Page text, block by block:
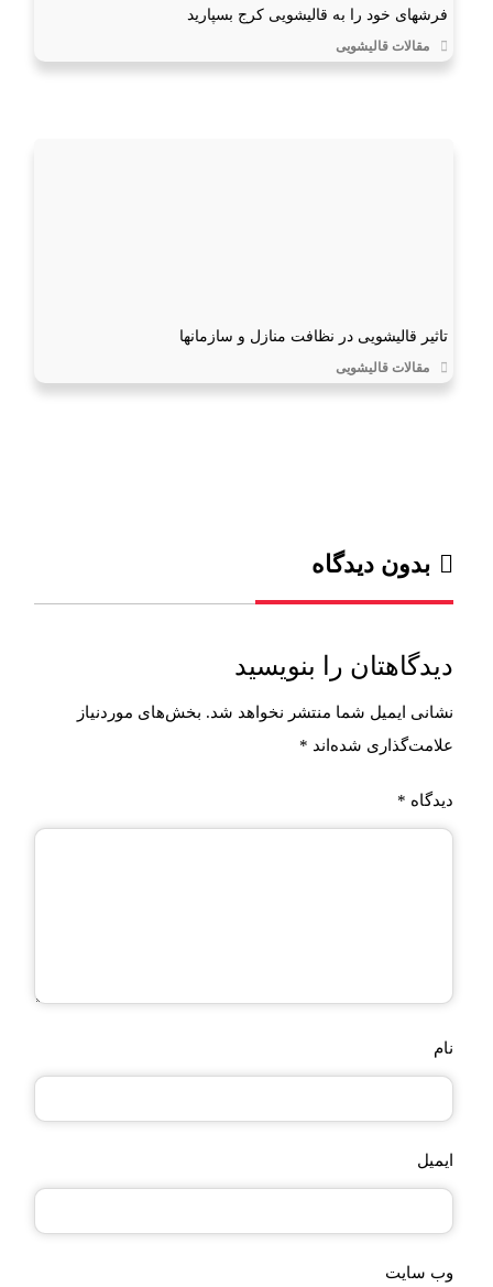
فرشهای خود را به قالیشویی کرج بسپارید
مقالات قالیشویی
تاثیر قالیشویی در نظافت منازل و سازمانها
مقالات قالیشویی
بدون دیدگاه
دیدگاهتان را بنویسید
نشانی ایمیل شما منتشر نخواهد شد. بخش‌های موردنیاز
علامت‌گذاری شده‌اند *
دیدگاه *
نام
ایمیل
وب‌ سایت